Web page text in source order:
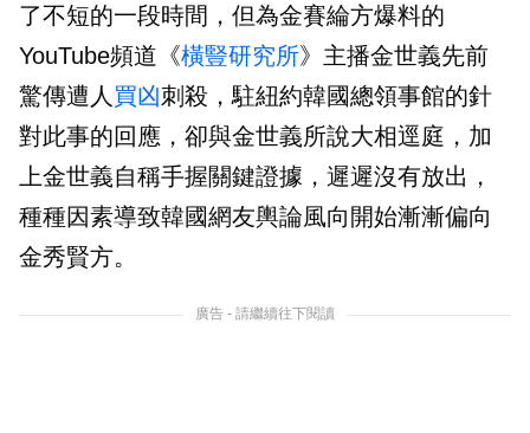
了不短的一段時間，但為金賽綸方爆料的
YouTube頻道《橫豎研究所》主播金世義先前
驚傳遭人 買凶刺殺，駐紐約韓國總領事館的針
對此事的回應，卻與金世義所說大相逕庭，加
上金世義自稱手握關鍵證據，遲遲沒有放出，
種種因素導致韓國網友輿論風向開始漸漸偏向
金秀賢方。
廣告 - 請繼續往下閱讀